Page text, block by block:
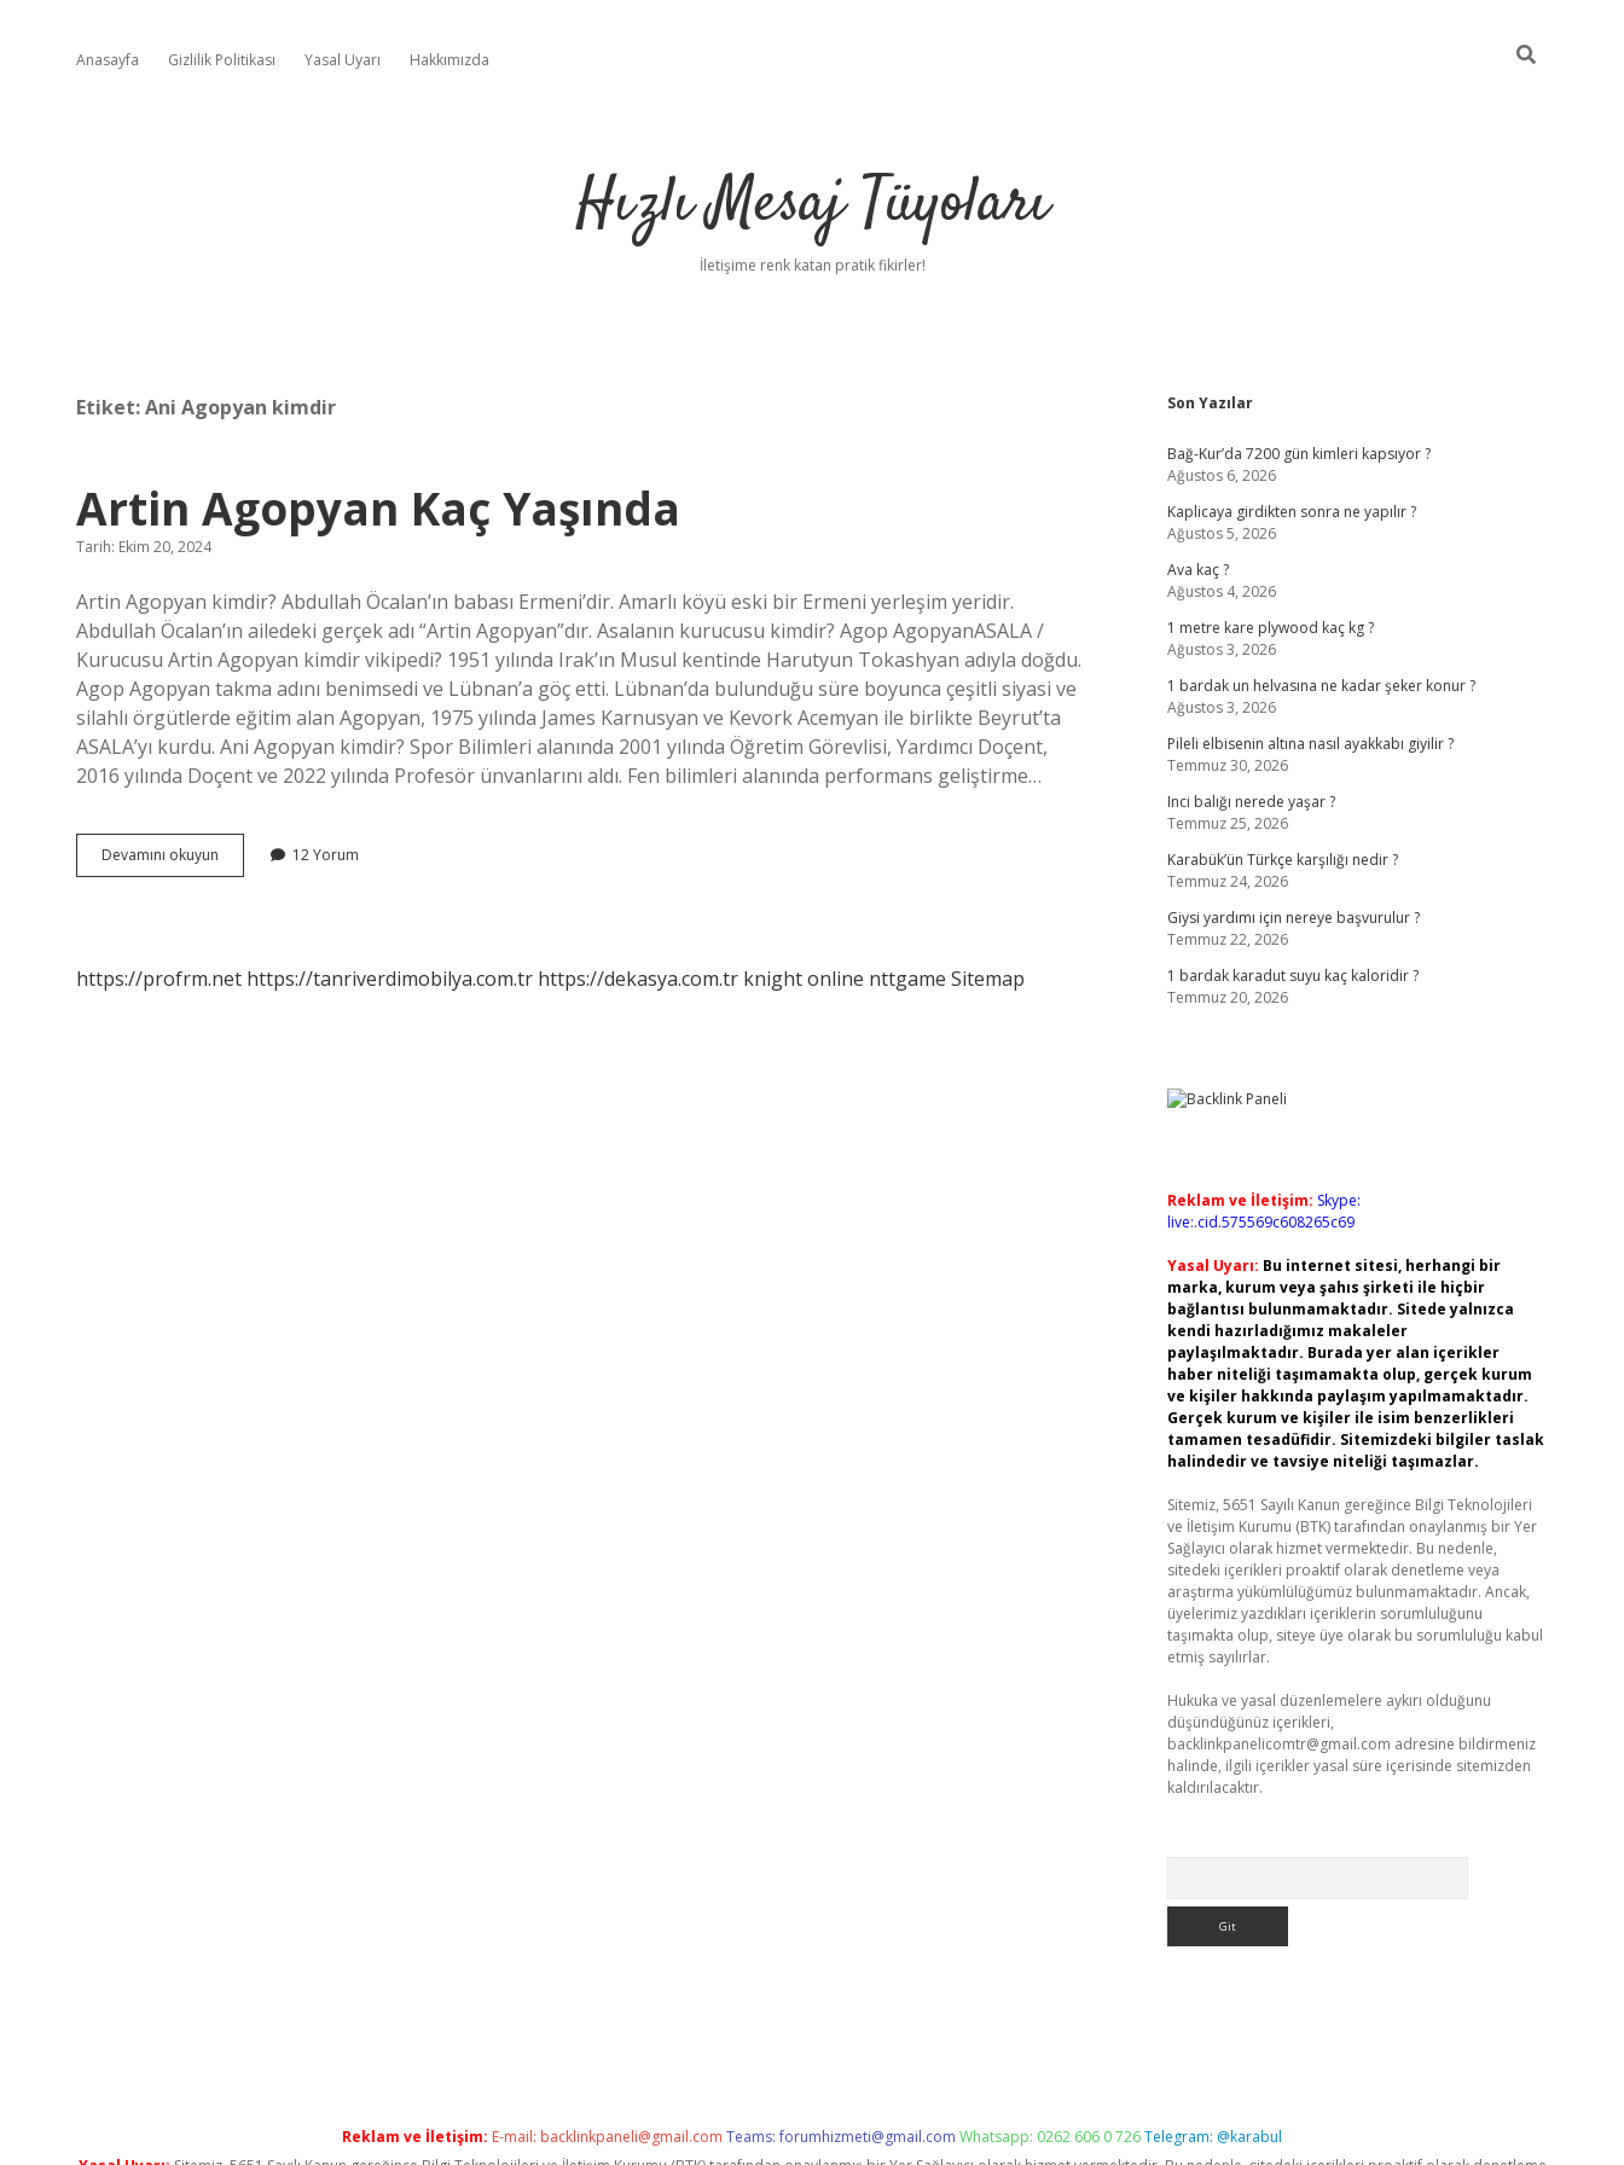
Anasayfa Gizlilik Politikası Yasal Uyarı Hakkımızda
Hızlı Mesaj Tüyoları
İletişime renk katan pratik fikirler!
Etiket:Ani Agopyan kimdir
Artin Agopyan Kaç Yaşında
Tarih: Ekim 20, 2024
Artin Agopyan kimdir? Abdullah Öcalan’ın babası Ermeni’dir. Amarlı köyü eski bir Ermeni yerleşim yeridir.
Abdullah Öcalan’ın ailedeki gerçek adı “Artin Agopyan”dır. Asalanın kurucusu kimdir? Agop AgopyanASALA /
Kurucusu Artin Agopyan kimdir vikipedi? 1951 yılında Irak’ın Musul kentinde Harutyun Tokashyan adıyla doğdu.
Agop Agopyan takma adını benimsedi ve Lübnan’a göç etti. Lübnan’da bulunduğu süre boyunca çeşitli siyasi ve
silahlı örgütlerde eğitim alan Agopyan, 1975 yılında James Karnusyan ve Kevork Acemyan ile birlikte Beyrut’ta
ASALA’yı kurdu. Ani Agopyan kimdir? Spor Bilimleri alanında 2001 yılında Öğretim Görevlisi, Yardımcı Doçent,
2016 yılında Doçent ve 2022 yılında Profesör ünvanlarını aldı. Fen bilimleri alanında performans geliştirme…
Devamını okuyun
Agopyan
12 Yorum
https://profrm.net https://tanriverdimobilya.com.tr https://dekasya.com.tr knight online nttgame Sitemap
Sidebar
Son Yazılar
Bağ-Kur’da 7200 gün kimleri kapsıyor ?
Ağustos 6, 2026
Kaplicaya girdikten sonra ne yapılır ?
Ağustos 5, 2026
Ava kaç ?
Ağustos 4, 2026
1 metre kare plywood kaç kg ?
Ağustos 3, 2026
1 bardak un helvasına ne kadar şeker konur ?
Ağustos 3, 2026
Pileli elbisenin altına nasıl ayakkabı giyilir ?
Temmuz 30, 2026
Inci balığı nerede yaşar ?
Temmuz 25, 2026
Karabük’ün Türkçe karşılığı nedir ?
Temmuz 24, 2026
Giysi yardımı için nereye başvurulur ?
Temmuz 22, 2026
1 bardak karadut suyu kaç kaloridir ?
Temmuz 20, 2026
Reklam ve İletişim: Skype:
live:.cid.575569c608265c69
Yasal Uyarı: Bu internet sitesi, herhangi bir
marka, kurum veya şahıs şirketi ile hiçbir
bağlantısı bulunmamaktadır. Sitede yalnızca
kendi hazırladığımız makaleler
paylaşılmaktadır. Burada yer alan içerikler
haber niteliği taşımamakta olup, gerçek kurum
ve kişiler hakkında paylaşım yapılmamaktadır.
Gerçek kurum ve kişiler ile isim benzerlikleri
tamamen tesadüfidir. Sitemizdeki bilgiler taslak
halindedir ve tavsiye niteliği taşımazlar.
Sitemiz, 5651 Sayılı Kanun gereğince Bilgi Teknolojileri
ve İletişim Kurumu (BTK) tarafından onaylanmış bir Yer
Sağlayıcı olarak hizmet vermektedir. Bu nedenle,
sitedeki içerikleri proaktif olarak denetleme veya
araştırma yükümlülüğümüz bulunmamaktadır. Ancak,
üyelerimiz yazdıkları içeriklerin sorumluluğunu
taşımakta olup, siteye üye olarak bu sorumluluğu kabul
etmiş sayılırlar.
Hukuka ve yasal düzenlemelere aykırı olduğunu
düşündüğünüz içerikleri,
backlinkpanelicomtr@gmail.com adresine bildirmeniz
halinde, ilgili içerikler yasal süre içerisinde sitemizden
kaldırılacaktır.
Reklam ve İletişim: E-mail: backlinkpaneli@gmail.com Teams:forumhizmeti@gmail.com Whatsapp: 0262 606 0 726Telegram: @karabul